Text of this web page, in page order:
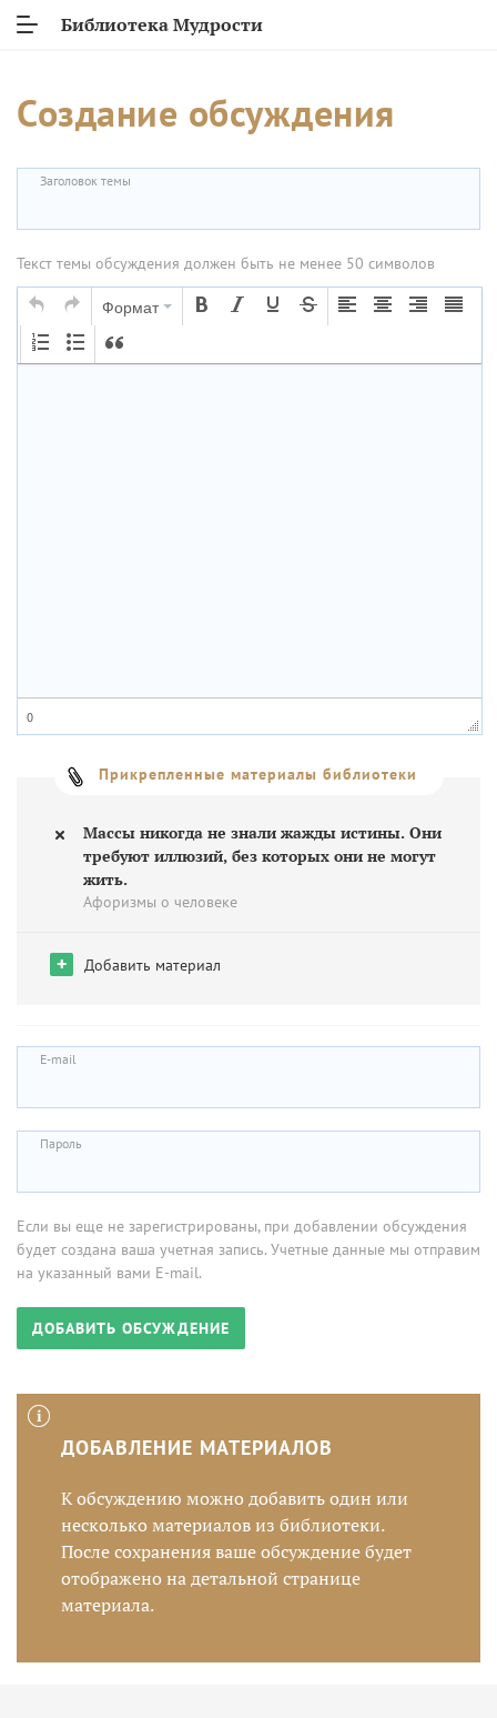
Библиотека Мудрости
Создание обсуждения
Заголовок темы
Текст темы обсуждения должен быть не менее 50 символов
Формат
0
Прикрепленные материалы библиотеки
Массы никогда не знали жажды истины. Они
требуют иллюзий, без которых они не могут
жить.
Афоризмы о человеке
+ Добавить материал
E-mail
Пароль
Если вы еще не зарегистрированы, при добавлении обсуждения
будет создана ваша учетная запись. Учетные данные мы отправим
на указанный вами E-mail.
ДОБАВЛЕНИЕ МАТЕРИАЛОВ
К обсуждению можно добавить один или
несколько материалов из библиотеки.
После сохранения ваше обсуждение будет
отображено на детальной странице
материала.